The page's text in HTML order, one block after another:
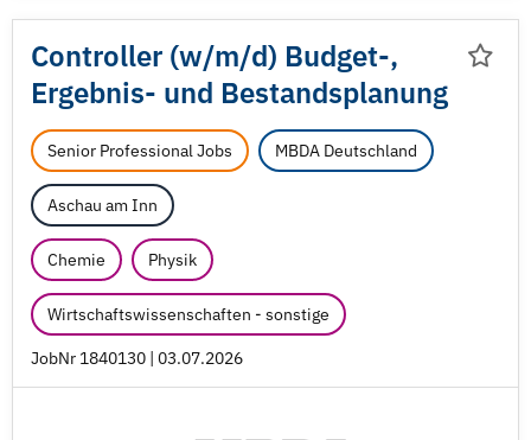
Controller (w/m/d) Budget-,
Ergebnis- und Bestandsplanung
Senior Professional Jobs MBDA Deutschland
Aschau am Inn
Chemie Physik
Wirtschaftswissenschaften - sonstige
JobNr 1840130 | 03.07.2026